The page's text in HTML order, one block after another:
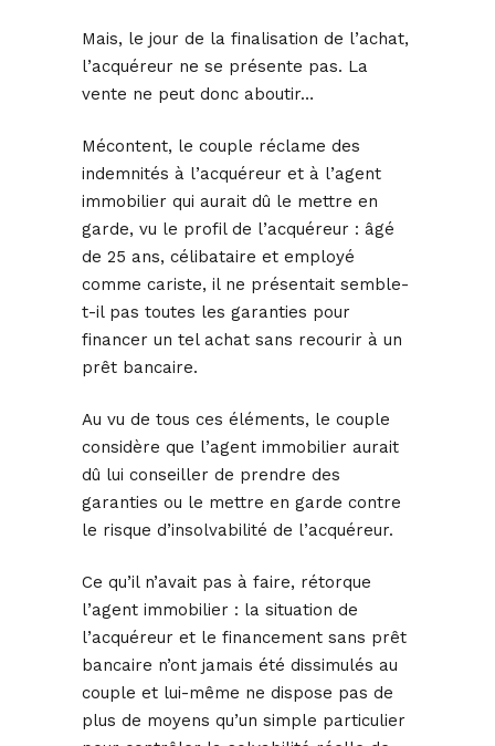
Mais, le jour de la finalisation de l’achat,
l’acquéreur ne se présente pas. La
vente ne peut donc aboutir…
Mécontent, le couple réclame des
indemnités à l’acquéreur et à l’agent
immobilier qui aurait dû le mettre en
garde, vu le profil de l’acquéreur : âgé
de 25 ans, célibataire et employé
comme cariste, il ne présentait semble-
t-il pas toutes les garanties pour
financer un tel achat sans recourir à un
prêt bancaire.
Au vu de tous ces éléments, le couple
considère que l’agent immobilier aurait
dû lui conseiller de prendre des
garanties ou le mettre en garde contre
le risque d’insolvabilité de l’acquéreur.
Ce qu’il n’avait pas à faire, rétorque
l’agent immobilier : la situation de
l’acquéreur et le financement sans prêt
bancaire n’ont jamais été dissimulés au
couple et lui-même ne dispose pas de
plus de moyens qu’un simple particulier